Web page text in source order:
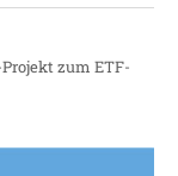
zum ETF-